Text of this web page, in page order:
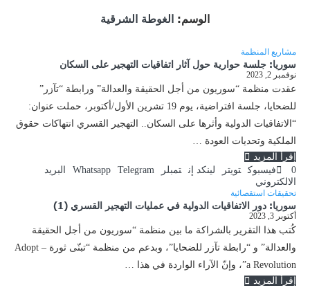
الوسم: الغوطة الشرقية
مشاريع المنظمة
سوريا: جلسة حوارية حول آثار اتفاقيات التهجير على السكان
نوفمبر 2, 2023
عقدت منظمة “سوريون من أجل الحقيقة والعدالة” ورابطة “تآزر”
للضحايا، جلسة افتراضية، يوم 19 تشرين الأول/أكتوبر، حملت عنوان:
“الاتفاقيات الدولية وأثرها على السكان.. التهجير القسري انتهاكات حقوق
الملكية وتحديات العودة …
إقرأ المزيد
0
فيسبوك تويتر لينكد إن تمبلر Whatsapp Telegram
البريد
الالكتروني
تحقيقات استقصائية
سوريا: دور الاتفاقيات الدولية في عمليات التهجير القسري (1)
أكتوبر 3, 2023
كُتب هذا التقرير بالشراكة ما بين منظمة “سوريون من أجل الحقيقة
والعدالة” و “رابطة تآزر للضحايا”، وبدعم من منظمة “تبنّى ثورة – Adopt
a Revolution”، وإنّ الآراء الواردة في هذا …
إقرأ المزيد